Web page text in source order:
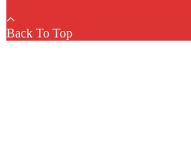
Back To Top